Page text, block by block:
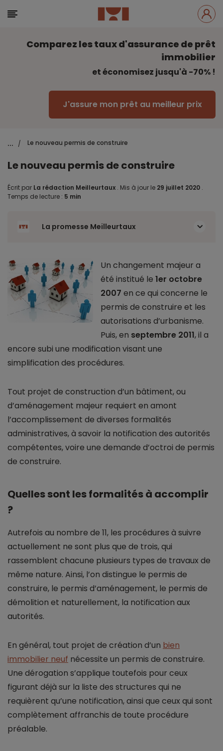
Comparez les taux d'assurance de prêt
immobilier
et économisez jusqu'à -70% !
J'assure mon prêt au meilleur prix
... / Le nouveau permis de construire
Le nouveau permis de construire
Écrit par La rédaction Meilleurtaux . Mis à jour le 29 juillet 2020 .
Temps de lecture : 5 min
La promesse Meilleurtaux
Un changement majeur a
été institué le 1er octobre
2007 en ce qui concerne le
permis de construire et les
autorisations d’urbanisme.
Puis, en septembre 2011, il a
encore subi une modification visant une
simplification des procédures.
Tout projet de construction d’un bâtiment, ou
d’aménagement majeur requiert en amont
l’accomplissement de diverses formalités
administratives, à savoir la notification des autorités
compétentes, voire une demande d’octroi de permis
de construire.
Quelles sont les formalités à accomplir
?
Autrefois au nombre de 11, les procédures à suivre
actuellement ne sont plus que de trois, qui
rassemblent chacune plusieurs types de travaux de
même nature. Ainsi, l’on distingue le permis de
construire, le permis d’aménagement, le permis de
démolition et naturellement, la notification aux
autorités.
En général, tout projet de création d’un bien
immobilier neuf nécessite un permis de construire.
Une dérogation s’applique toutefois pour ceux
figurant déjà sur la liste des structures qui ne
requièrent qu’une notification, ainsi que ceux qui sont
complètement affranchis de toute procédure
préalable.